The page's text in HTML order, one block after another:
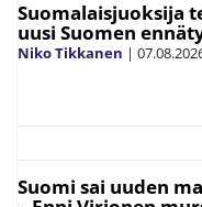
Suomalaisjuoksija
uusi Suomen
Niko Tikkanen |
Suomi sai uuden